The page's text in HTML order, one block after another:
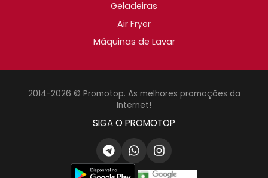
Geladeiras
Air Fryer
Máquinas de Lavar
2014-2026 © Promotop. As melhores promoções da
Internet!
SIGA O PROMOTOP